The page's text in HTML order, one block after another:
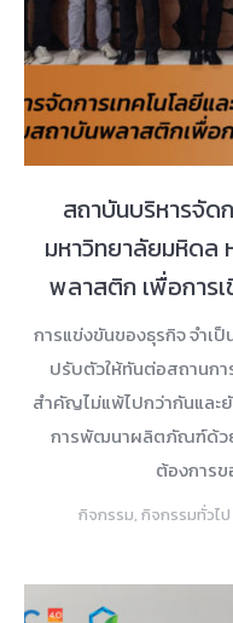
สถาบันบริหารจัด
มหาวิทยาลัยมหิดล
พลาสติก เพื่อการ
การแข่งขันของธุรกิจ จำเ
ปรับตัวให้ทันต่อสถานก
สำคัญไม่แพ้ไปกว่ากันและ
การพัฒนาผลิตภัณฑ์ด้ว
ต้องการ
กิจกรรม, กิจกรรมทั่วไป